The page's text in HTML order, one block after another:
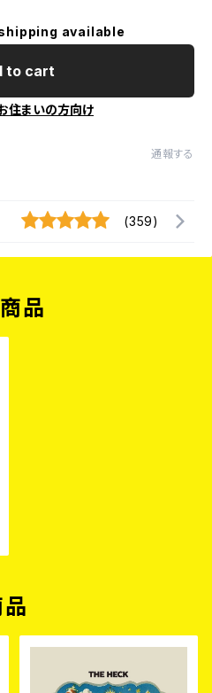
available
to cart
住まいの方向け
通報する
(359)
品